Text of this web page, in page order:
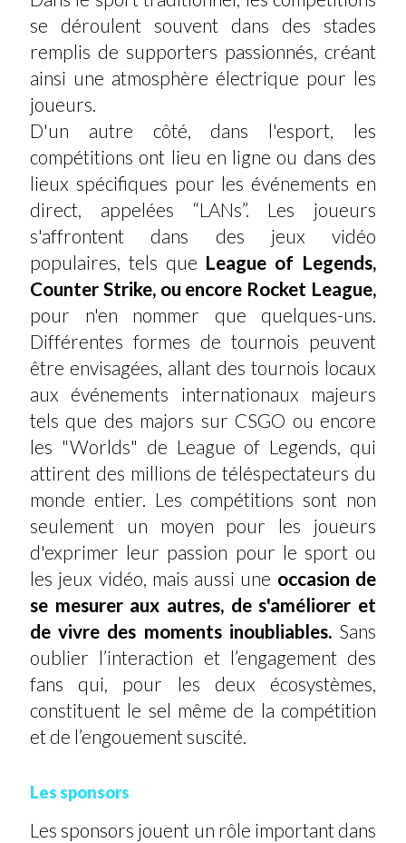
se déroulent souvent dans des stades
remplis de supporters passionnés, créant
ainsi une atmosphère électrique pour les
joueurs.
D'un autre côté, dans l'esport, les
compétitions ont lieu en ligne ou dans des
lieux spécifiques pour les événements en
direct, appelées “LANs”. Les joueurs
s'affrontent dans des jeux vidéo
populaires, tels que League of Legends,
Counter Strike, ou encore Rocket League,
pour n'en nommer que quelques-uns.
Différentes formes de tournois peuvent
être envisagées, allant des tournois locaux
aux événements internationaux majeurs
tels que des majors sur CSGO ou encore
les "Worlds" de League of Legends, qui
attirent des millions de téléspectateurs du
monde entier. Les compétitions sont non
seulement un moyen pour les joueurs
d'exprimer leur passion pour le sport ou
les jeux vidéo, mais aussi une occasion de
se mesurer aux autres, de s'améliorer et
de vivre des moments inoubliables.Sans
oublier l’interaction et l’engagement des
fans qui, pour les deux écosystèmes,
constituent le sel même de la compétition
et de l’engouement suscité.
Les sponsors
Les sponsors jouent un rôle important dans